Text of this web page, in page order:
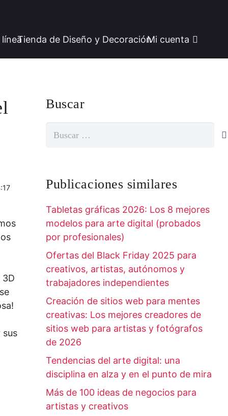
líneaTienda de Diseño y DecoraciónMi cuenta
Buscar
Publicaciones similares
Tabletas gráficas 2026: Los 8 mejores
modelos para arte digital (probados
por profesionales)
Ofertas del Black Friday 2025 para
creativos, artistas, autónomos y
trabajadores independientes
Creación de sitios web para mentes
creativas: Los mejores creadores de
sitios web para artistas y fotógrafos
de 2026
Tendencias del arte digital: una
disciplina en alza y en el punto de mira
Más de 100 ideas de negocios para
artistas y creativos